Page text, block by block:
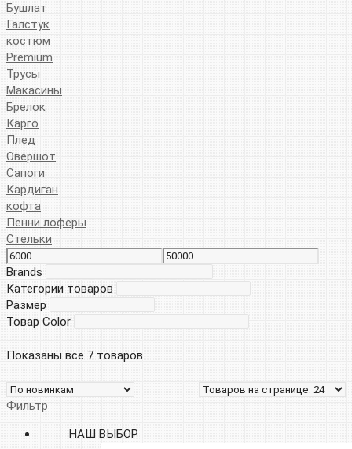
Бушлат
Галстук
костюм
Premium
Трусы
Макасины
Брелок
Карго
Плед
Овершот
Сапоги
Кардиган
кофта
Пенни лоферы
Стельки
Brands
Категории товаров
Размер
Товар Color
Показаны все 7 товаров
Фильтр
НАШ ВЫБОР